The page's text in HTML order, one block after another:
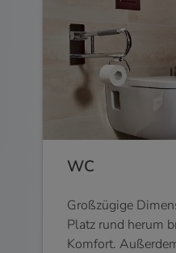
WC
Großzügige
Platz rund herum
Komfort.